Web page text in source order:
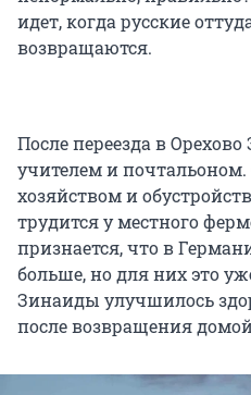
идет, когда русские
возвращаются.
После переезда в
учителем и почтальоном.
хозяйством и
трудится у местного
признается, что в
больше, но для них это
Зинаиды улучшилось
после возвращения